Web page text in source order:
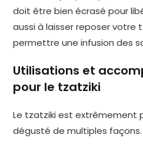
doit être bien écrasé pour
aussi à laisser reposer votre
permettre une infusion des
Utilisations et
pour le tzatziki
Le tzatziki est extrêmement
dégusté de multiples façons.